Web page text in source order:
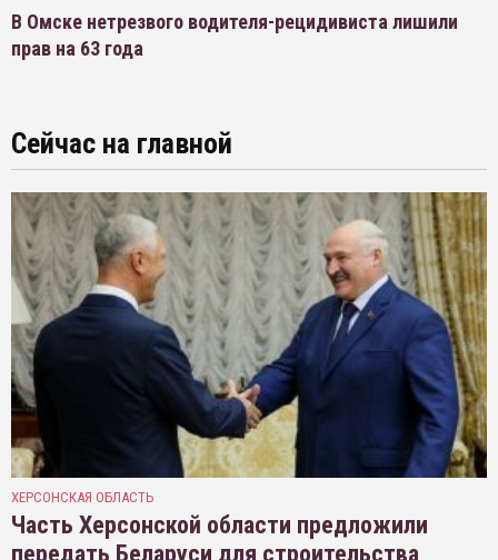
В Омске нетрезвого водителя-рецидивиста лишили
прав на 63 года
Сейчас на главной
ХЕРСОНСКАЯ ОБЛАСТЬ
Часть Херсонской области предложили
передать Беларуси для строительства